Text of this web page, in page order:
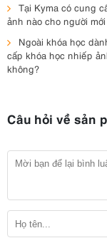
Tại Kyma có cung
ảnh nào cho người
Ngoài khóa học
cấp khóa học nhiếp
không?
Câu hỏi về sản